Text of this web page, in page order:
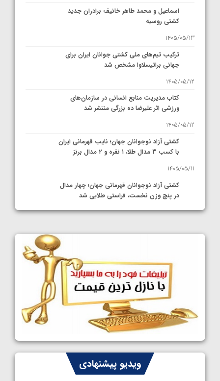
اسماعیل و محمد طاهر خانیف برادران جدید
کشتی روسیه
1405/05/13
ترکیب تیم‌های ملی کشتی جوانان ایران برای
جهانی براتیسلاوا مشخص شد
1405/05/12
کتاب مدیریت منابع انسانی در سازمان‌های
ورزشی اثر علیرضا ده بزرگی منتشر شد
1405/05/12
کشتی آزاد نوجوانان جهان؛ نایب قهرمانی ایران
با کسب ۳ مدال طلا، ۱ نقره و ۲ مدال برنز
1405/05/11
کشتی آزاد نوجوانان قهرمانی جهان؛ چهار مدال
در پنج وزن نخست، فراستی طلایی شد
1405/05/11
کشتی آزاد نوجوانان جهان؛ رقبای نمایندگان
ایران مشخص شدند
1405/05/08
کشتی فرنگی نوجوانان جهان؛ سکوی تیمی
سوم برای ایران
1405/05/07
ایران چشم به راه چهار مدال در پنج وزن دوم
کشتی فرنگی نوجوانان جهانویدیو پیشنهادی